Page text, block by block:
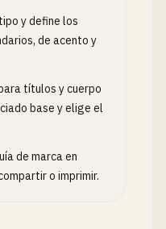
y define los
de acento y
títulos y cuerpo
base y elige el
de marca en
o imprimir.